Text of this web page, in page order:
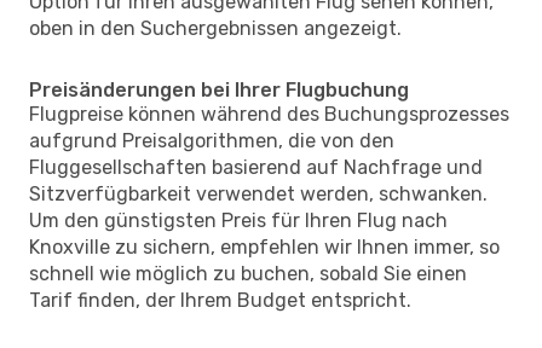
oben in den Suchergebnissen angezeigt.
Preisänderungen bei Ihrer Flugbuchung
Flugpreise können während des Buchungsprozesses
aufgrund Preisalgorithmen, die von den
Fluggesellschaften basierend auf Nachfrage und
Sitzverfügbarkeit verwendet werden, schwanken.
Um den günstigsten Preis für Ihren Flug nach
Knoxville zu sichern, empfehlen wir Ihnen immer, so
schnell wie möglich zu buchen, sobald Sie einen
Tarif finden, der Ihrem Budget entspricht.